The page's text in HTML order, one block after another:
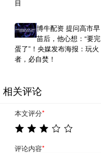
目
博牛配资 提问高市早
苗后，他心想：“要完
蛋了”！央媒发布海报：玩火
者，必自焚！
相关评论
本文评分*
评论内容*